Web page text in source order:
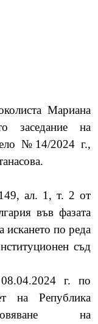
Мариана
заседание на
№14/2024 г.,
ал. 1, т. 2 от
във фазата
искането по реда
съд
г. по
на Република
на